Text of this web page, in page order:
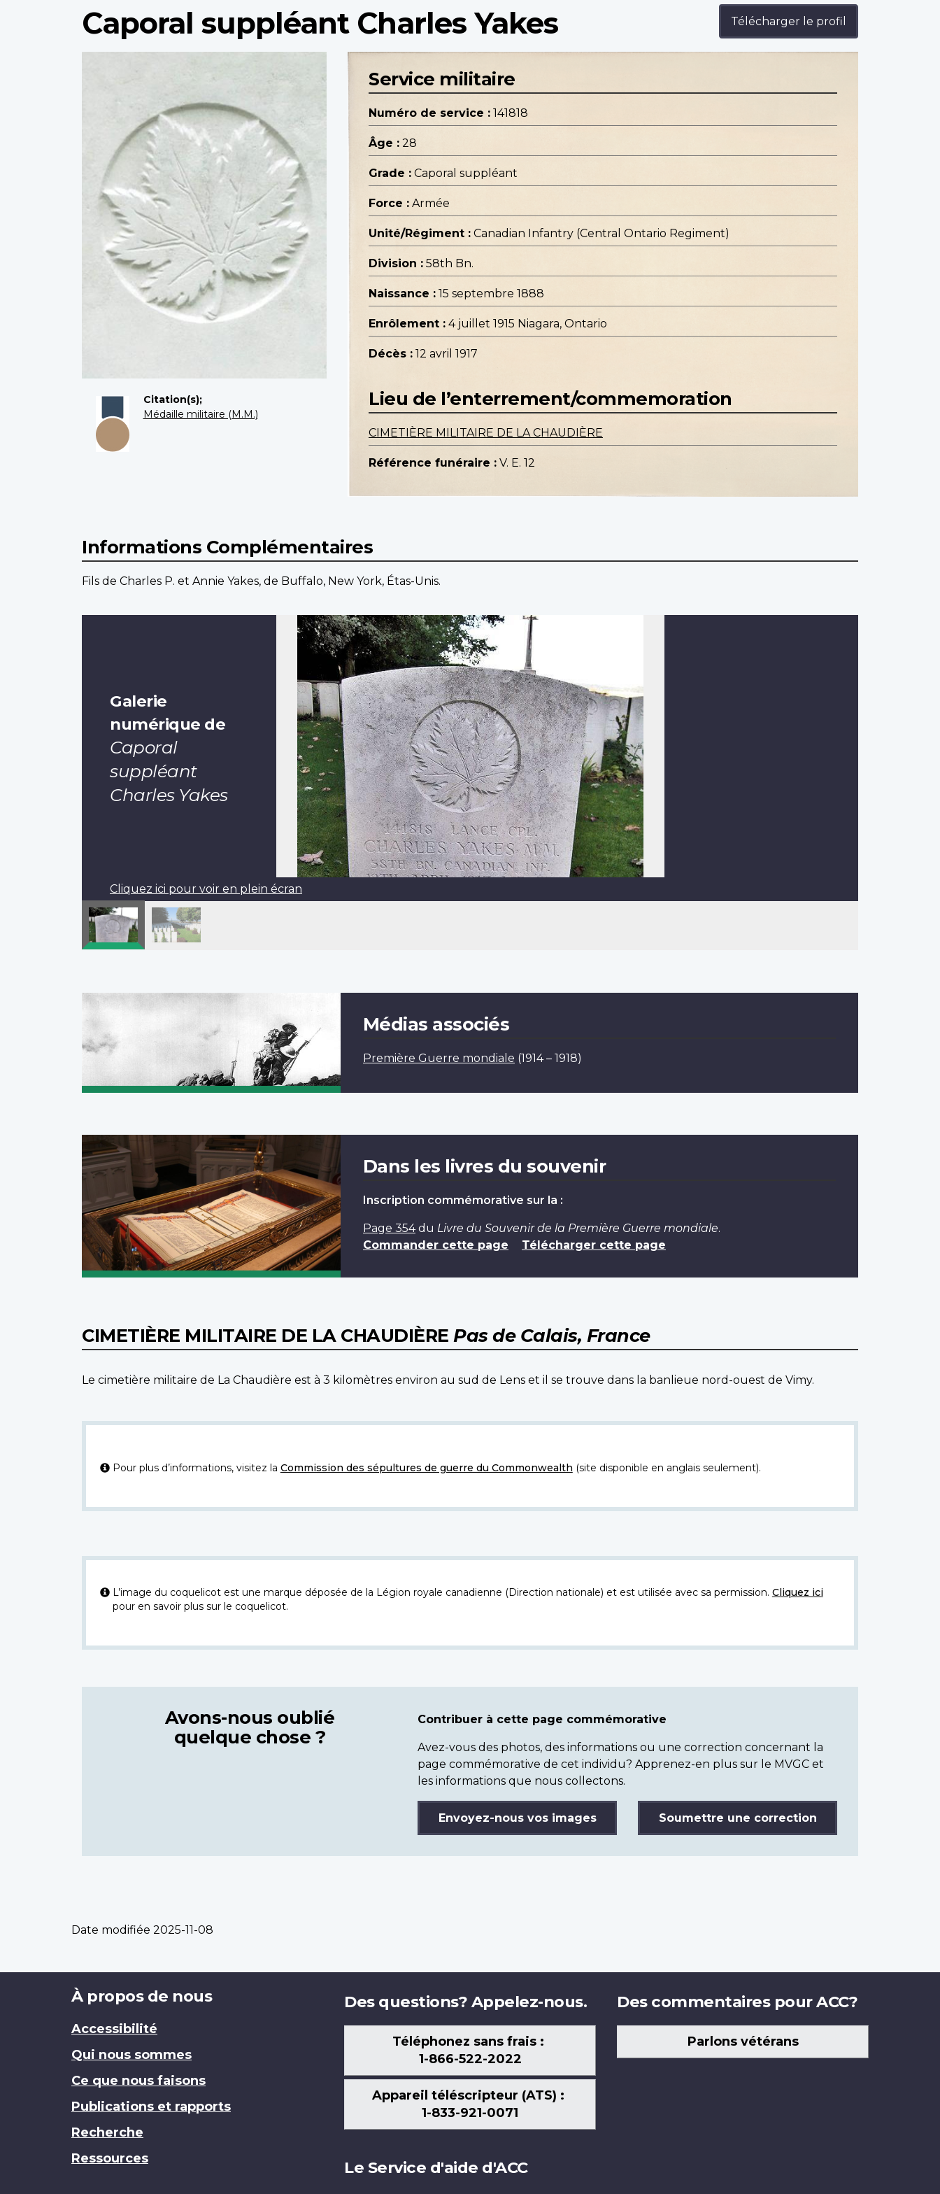
Caporal suppléant Charles Yakes Télécharger le profil
Citation(s);
Médaille militaire (M.M.)
Service militaire
Numéro de service : 141818
Âge : 28
Grade : Caporal suppléant
Force : Armée
Unité/Régiment : Canadian Infantry (Central Ontario Regiment)
Division : 58th Bn.
Naissance : 15 septembre 1888
Enrôlement : 4 juillet 1915 Niagara, Ontario
Décès : 12 avril 1917
Lieu de l’enterrement/commemoration
CIMETIÈRE MILITAIRE DE LA CHAUDIÈRE
Référence funéraire : V. E. 12
Informations Complémentaires
Fils de Charles P. et Annie Yakes, de Buffalo, New York, Étas-Unis.
Galerie
numérique de
Caporal
suppléant
Charles Yakes
Cliquez ici pour voir en plein écran
Médias associés
Première Guerre mondiale (1914 – 1918)
Dans les livres du souvenir
Inscription commémorative sur la :
Page 354du Livre du Souvenir de la Première Guerre mondiale.
Commander cette page
Télécharger cette page
CIMETIÈRE MILITAIRE DE LA CHAUDIÈRE Pas de Calais, France
Le cimetière militaire de La Chaudière est à 3 kilomètres environ au sud de Lens et il se trouve dans la banlieue nord-ouest de Vimy.
Pour plus d’informations, visitez la Commission des sépultures de guerre du Commonwealth (site disponible en anglais seulement).
L’image du coquelicot est une marque déposée de la Légion royale canadienne (Direction nationale) et est utilisée avec sa permission. Cliquez ici
pour en savoir plus sur le coquelicot.
Avons-nous oublié
quelque chose ?
Contribuer à cette page commémorative
Avez-vous des photos, des informations ou une correction concernant la
page commémorative de cet individu? Apprenez-en plus sur le MVGC et
les informations que nous collectons.
Envoyez-nous vos images Soumettre une correction
Date modifiée 2025-11-08
Brand
À propos de nous
Accessibilité
Qui nous sommes
Ce que nous faisons
Publications et rapports
Recherche
Ressources
Des questions? Appelez-nous.
Téléphonez sans frais :
1-866-522-2022
Appareil téléscripteur (ATS) :
1-833-921-0071
Des commentaires pour ACC?
Parlons vétérans
Le Service d'aide d'ACC